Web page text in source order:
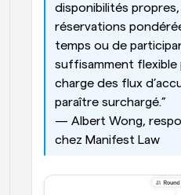
disponibilités
réservations
temps ou de
suffisamment flexible
charge des flux
paraître surchargé.”
— Albert Wong,
chez Manifest Law